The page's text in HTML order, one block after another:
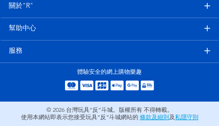
關於"R"
幫助中心
服務
體驗安全的網上購物樂趣
© 2026 台灣玩具“反”斗城。版權所有 不得轉載。
使用本網站即表示您接受玩具“反”斗城網站的 條款及細則及私隱守則